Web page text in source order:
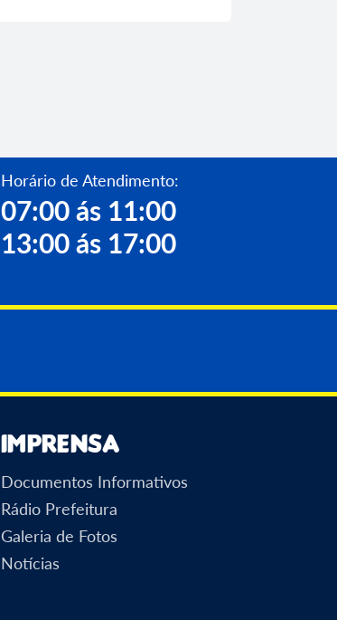
Horário de Atendimento:
07:00 ás 11:00
13:00 ás 17:00
Imprensa
Documentos Informativos
Rádio Prefeitura
Galeria de Fotos
Notícias